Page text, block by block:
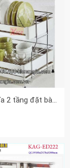
Kệ chén dĩa 2 tầng đặt bàn 500 EUROGOLD KAG-ED206